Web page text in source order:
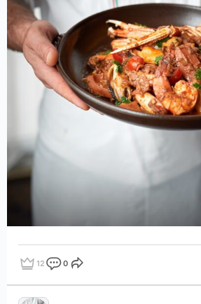
點讚 12 評論 0分享